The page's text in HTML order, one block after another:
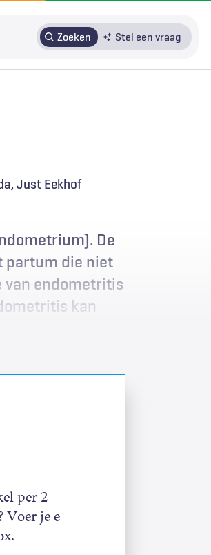
Zoeken Stel een vraag
krijgt u toegang tot de artikelen
Just Eekhof
De
partum die niet
van endometritis
kan
per 2
Voer je e-